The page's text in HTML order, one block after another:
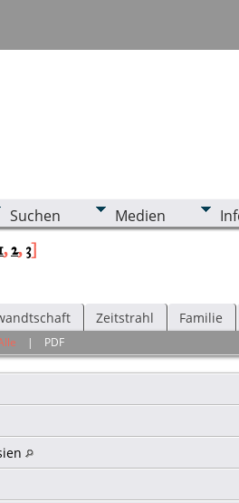
Suchen Medien
,2,3]
Zeitstrahl Familie
| PDF